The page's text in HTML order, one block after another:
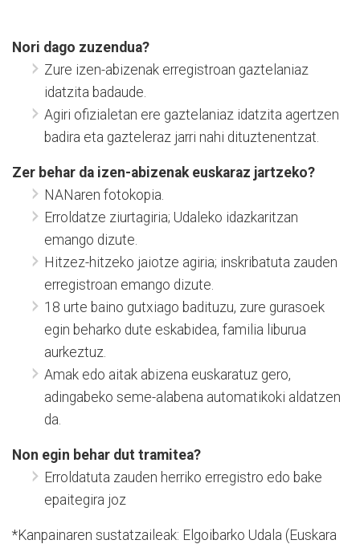
Nori dago zuzendua?
Zure izen-abizenak erregistroan gaztelaniaz
idatzita badaude.
Agiri ofizialetan ere gaztelaniaz idatzita agertzen
badira eta gazteleraz jarri nahi dituztenentzat.
Zer behar da izen-abizenak euskaraz jartzeko?
NANaren fotokopia.
Erroldatze ziurtagiria; Udaleko idazkaritzan
emango dizute.
Hitzez-hitzeko jaiotze agiria; inskribatuta zauden
erregistroan emango dizute.
18 urte baino gutxiago badituzu, zure gurasoek
egin beharko dute eskabidea, familia liburua
aurkeztuz.
Amak edo aitak abizena euskaratuz gero,
adingabeko seme-alabena automatikoki aldatzen
da.
Non egin behar dut tramitea?
Erroldatuta zauden herriko erregistro edo bake
epaitegira joz
*Kanpainaren sustatzaileak: Elgoibarko Udala (Euskara